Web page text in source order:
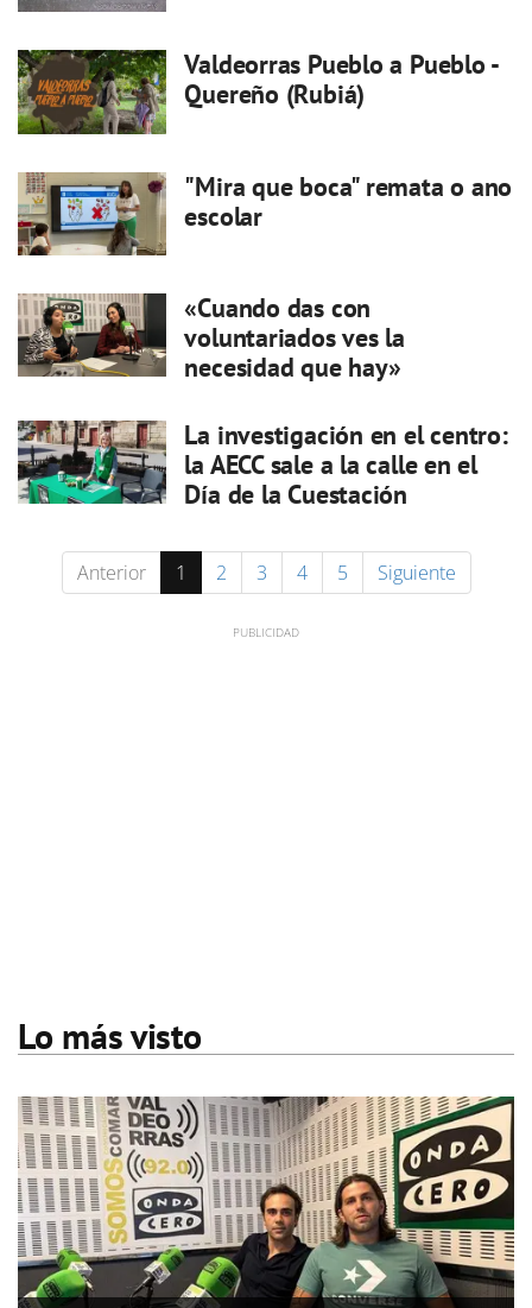
Valdeorras Pueblo a Pueblo -
Quereño (Rubiá)
"Mira que boca" remata o ano
escolar
«Cuando das con
voluntariados ves la
necesidad que hay»
La investigación en el centro:
la AECC sale a la calle en el
Día de la Cuestación
Anterior 1 2 3 4 5 Siguiente
Lo más visto